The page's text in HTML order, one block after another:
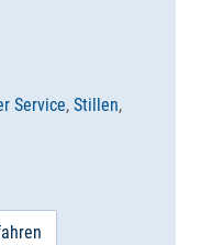
Service, Stillen,